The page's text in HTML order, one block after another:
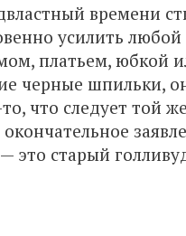
времени
усилить
платьем, юбкой
черные шпильки,
что следует той
это старый